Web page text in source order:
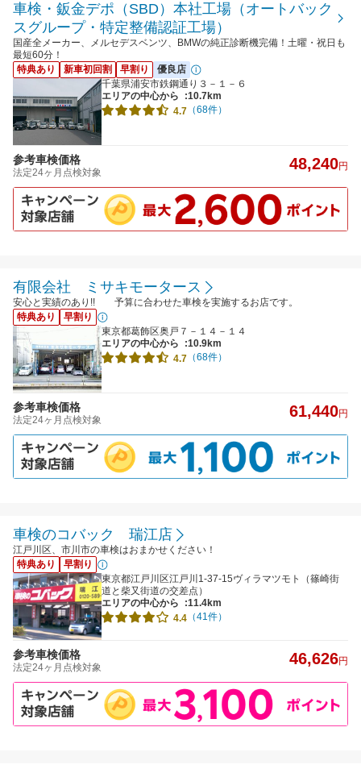
車検・鈑金デポ（SBD）本社工場（オートバック
スグループ・特定整備認証工場）
国産全メーカー、メルセデスベンツ、BMWの純正診断機完備！土曜・祝日も
最短60分！
特典あり
新車初回割 早割り
優良店
千葉県浦安市鉄鋼通り３－１－６
エリアの中心から
:10.7km
4.7 （68件）
参考車検価格
法定24ヶ月点検対象 48,240円
有限会社 ミサキモータース
安心と実績のあり!! 予算に合わせた車検を実施するお店です。
特典あり
早割り
東京都葛飾区奥戸７－１４－１４
エリアの中心から
:10.9km
4.7 （68件）
参考車検価格
法定24ヶ月点検対象 61,440円
車検のコバック 瑞江店
江戸川区、市川市の車検はおまかせください！
特典あり
早割り
東京都江戸川区江戸川1-37-15ヴィラマツモト（篠崎街
道と柴又街道の交差点）
エリアの中心から
:11.4km
4.4 （41件）
参考車検価格
法定24ヶ月点検対象 46,626円